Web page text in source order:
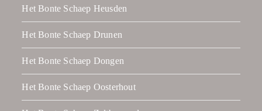
Het Bonte Schaep Heusden
Het Bonte Schaep Drunen
Het Bonte Schaep Dongen
Het Bonte Schaep Oosterhout